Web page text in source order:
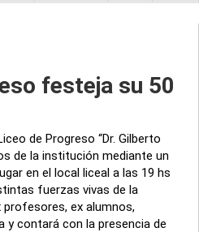
festeja su 50
de Progreso “Dr. Gilberto
de la institución mediante un
en el local liceal a las 19 hs
fuerzas vivas de la
profesores, ex alumnos,
y contará con la presencia de